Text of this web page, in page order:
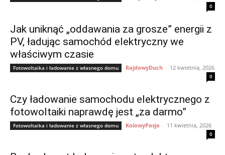
0
Jak uniknąć „oddawania za grosze” energii z
PV, ładując samochód elektryczny we
właściwym czasie
Fotowoltaika i ładowanie z własnego domu RajdowyDuch - 12 kwietnia, 2026
0
Czy ładowanie samochodu elektrycznego z
fotowoltaiki naprawdę jest „za darmo”
Fotowoltaika i ładowanie z własnego domu KolowyPasja - 11 kwietnia, 2026
0